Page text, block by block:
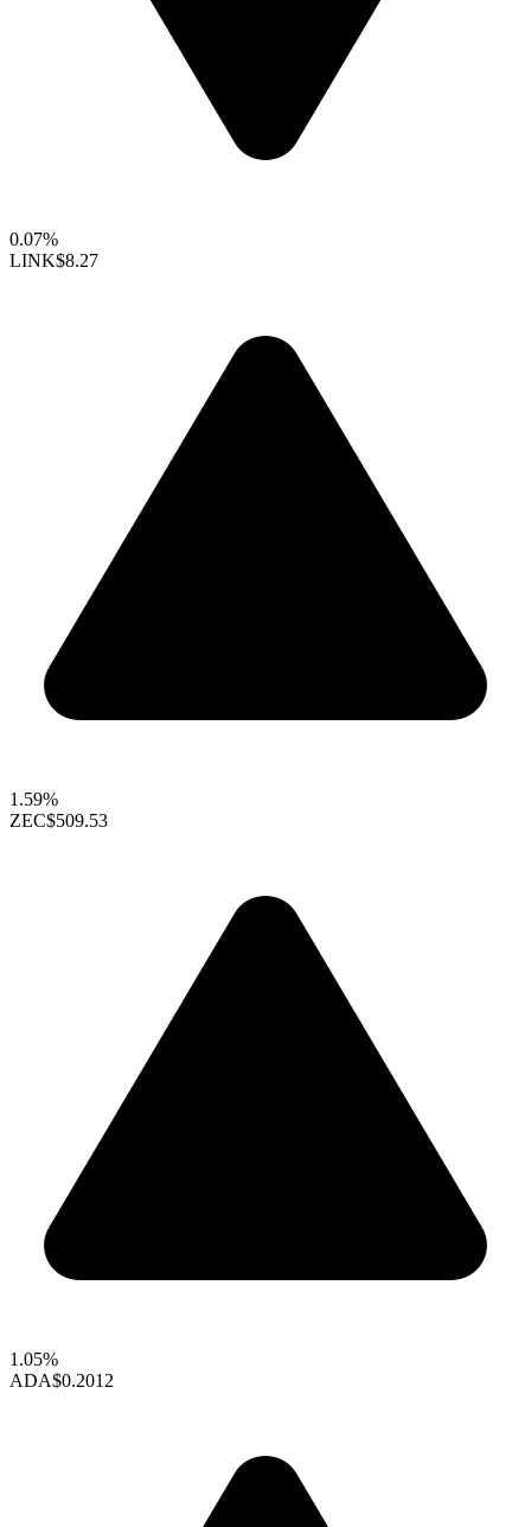
0.07%
LINK$8.27
1.59%
ZEC$509.53
1.05%
ADA$0.2012